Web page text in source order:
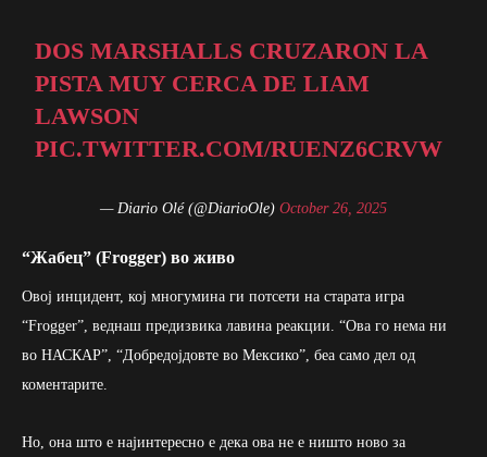
DOS MARSHALLS CRUZARON LA
PISTA MUY CERCA DE LIAM
LAWSON
PIC.TWITTER.COM/RUENZ6CRVW
— Diario Olé (@DiarioOle) October 26, 2025
“Жабец” (Frogger) во живо
Овој инцидент, кој многумина ги потсети на старата игра
“Frogger”, веднаш предизвика лавина реакции. “Ова го нема ни
во НАСКАР”, “Добредојдовте во Мексико”, беа само дел од
коментарите.
Но, она што е најинтересно е дека ова не е ништо ново за